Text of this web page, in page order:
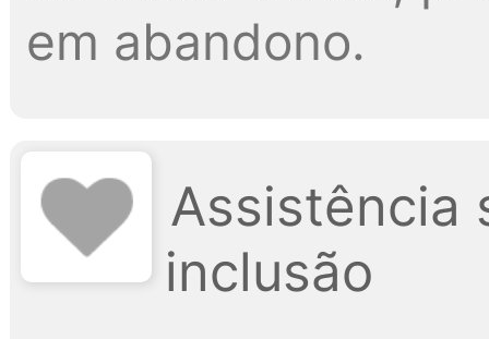
em abandono.
Assistência
inclusão